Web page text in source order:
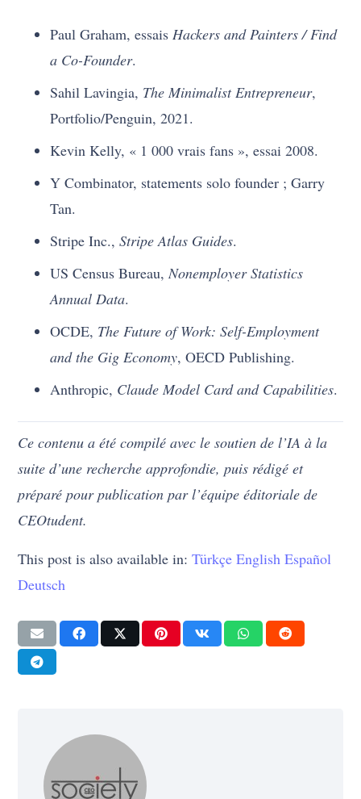
Paul Graham, essaisHackers and Painters / Find
a Co-Founder.
Sahil Lavingia, The Minimalist Entrepreneur,
Portfolio/Penguin, 2021.
Kevin Kelly, « 1 000 vrais fans », essai 2008.
Y Combinator, statements solo founder ; Garry
Tan.
Stripe Inc.,Stripe Atlas Guides.
US Census Bureau,Nonemployer Statistics
Annual Data.
OCDE, The Future of Work: Self-Employment
and the Gig Economy, OECD Publishing.
Anthropic, Claude Model Card and Capabilities.
Ce contenu a été compilé avec le soutien de l’IA à la
suite d’une recherche approfondie, puis rédigé et
préparé pour publication par l’équipe éditoriale de
CEOtudent.
This post is also available in:Türkçe English Español
Deutsch